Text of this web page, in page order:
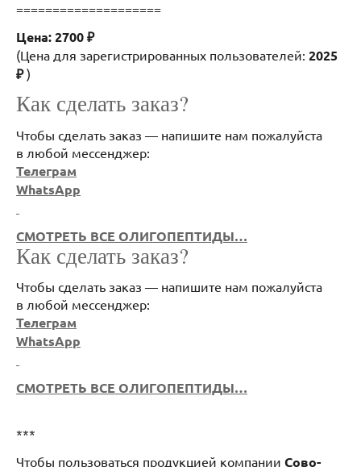
====================
Цена: 2700 ₽
(Цена для зарегистрированных пользователей: 2025
₽)
Как сделать заказ?
Чтобы сделать заказ — напишите нам пожалуйста
в любой мессенджер:
Телеграм
WhatsApp
СМОТРЕТЬ ВСЕ ОЛИГОПЕПТИДЫ…
Как сделать заказ?
Чтобы сделать заказ — напишите нам пожалуйста
в любой мессенджер:
Телеграм
WhatsApp
СМОТРЕТЬ ВСЕ ОЛИГОПЕПТИДЫ…
***
Чтобы пользоваться продукцией компании Сово-